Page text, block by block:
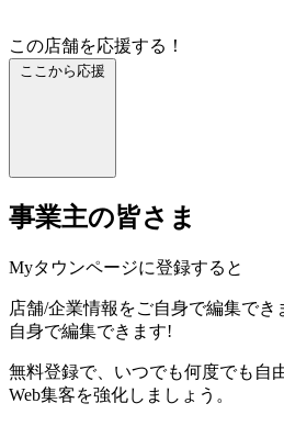
この店舗を応援する！
ここから応援
事業主の皆さま
Myタウンページに登録すると
店舗/企業情報をご自身で編集でき
自身で編集できます!
無料登録で、いつでも何度でも自
Web集客を強化しましょう。